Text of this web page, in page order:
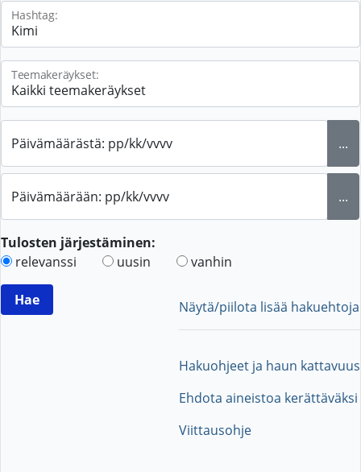
Hashtag:
Teemakeräykset:
Päivämäärästä: pp/kk/vvvv ...
Päivämäärään: pp/kk/vvvv ...
Tulosten järjestäminen:
relevanssi
uusin vanhin
Näytä/piilota lisää hakuehtoja
Hakuohjeet ja haun kattavuus
Ehdota aineistoa kerättäväksi
Viittausohje